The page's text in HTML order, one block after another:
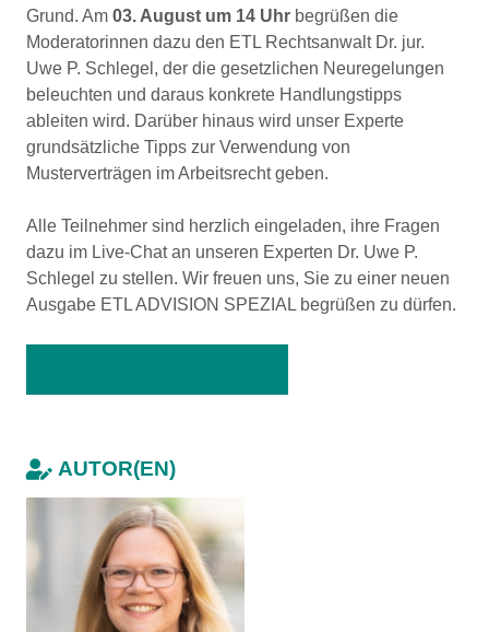
Grund. Am 03. August um 14 Uhr begrüßen die
Moderatorinnen dazu den ETL Rechtsanwalt Dr. jur.
Uwe P. Schlegel, der die gesetzlichen Neuregelungen
beleuchten und daraus konkrete Handlungstipps
ableiten wird. Darüber hinaus wird unser Experte
grundsätzliche Tipps zur Verwendung von
Musterverträgen im Arbeitsrecht geben.
Alle Teilnehmer sind herzlich eingeladen, ihre Fragen
dazu im Live-Chat an unseren Experten Dr. Uwe P.
Schlegel zu stellen. Wir freuen uns, Sie zu einer neuen
Ausgabe ETL ADVISION SPEZIAL begrüßen zu dürfen.
AUTOR(EN)